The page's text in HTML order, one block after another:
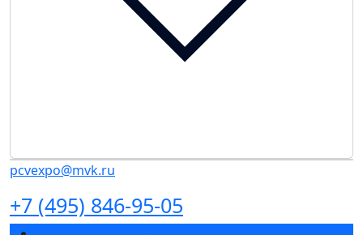
pcvexpo@mvk.ru
+7 (495) 846-95-05